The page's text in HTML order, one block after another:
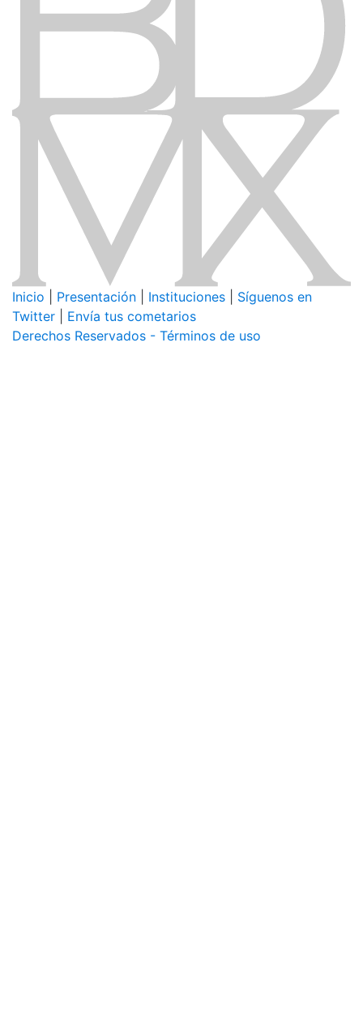
Inicio Presentación Instituciones
Síguenos en
Twitter
Envía tus cometarios
Derechos Reservados - Términos de uso